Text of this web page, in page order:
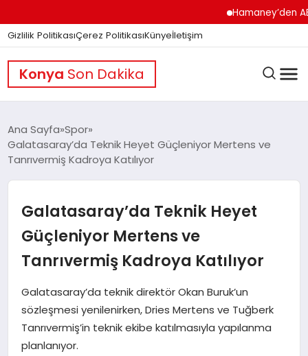
Hamaney’den
Gizlilik PolitikasıÇerez PolitikasıKünyeİletişim
Konya Son Dakika
GÜNDEM
DÜNYA
EĞITIM
EKONOMI
Ana Sayfa Spor
Galatasaray’da Teknik Heyet Güçleniyor Mertens ve
Tanrıvermiş Kadroya Katılıyor
Galatasaray’da Teknik Heyet
Güçleniyor Mertens ve
Tanrıvermiş Kadroya Katılıyor
Galatasaray’da teknik direktör Okan Buruk’un
sözleşmesi yenilenirken, Dries Mertens ve Tuğberk
Tanrıvermiş’in teknik ekibe katılmasıyla yapılanma
planlanıyor.